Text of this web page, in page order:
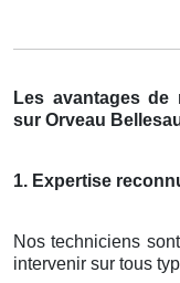
Les avantages
sur Orveau
1. Expertise
Nos techniciens
intervenir sur tous